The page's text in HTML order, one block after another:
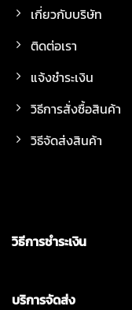
เกี่ยวกับบริษัท
ติดต่อเรา
แจ้งชำระเงิน
วิธีการสั่งซื้อสินค้า
วิธีจัดส่งสินค้า
วิธีการชำระเงิน
บริการจัดส่ง